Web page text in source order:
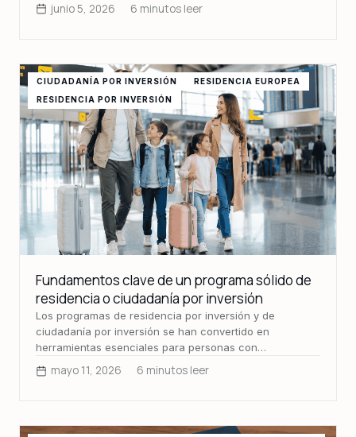
junio 5, 2026 6 minutos leer
CIUDADANÍA POR INVERSIÓN
RESIDENCIA EUROPEA
RESIDENCIA POR INVERSIÓN
Fundamentos clave de un programa sólido de
residencia o ciudadanía por inversión
Los programas de residencia por inversión y de
ciudadanía por inversión se han convertido en
herramientas esenciales para personas con…
mayo 11, 2026 6 minutos leer